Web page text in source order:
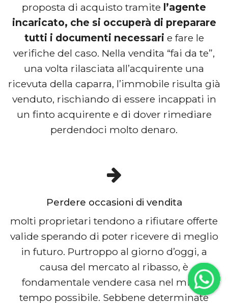
proposta di acquisto tramite l’agente
incaricato, che si occuperà di preparare
tutti i documenti necessari e fare le
verifiche del caso. Nella vendita “fai da te”,
una volta rilasciata all’acquirente una
ricevuta della caparra, l’immobile risulta già
venduto, rischiando di essere incappati in
un finto acquirente e di dover rimediare
perdendoci molto denaro.
Perdere occasioni di vendita
molti proprietari tendono a rifiutare offerte
valide sperando di poter ricevere di meglio
in futuro. Purtroppo al giorno d’oggi, a
causa del mercato al ribasso, è
fondamentale vendere casa nel minor
tempo possibile. Sebbene determinate